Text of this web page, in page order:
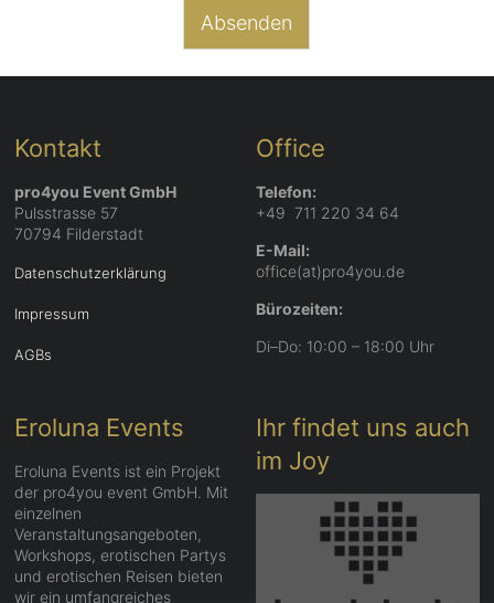
Absenden
Kontakt
pro4you Event GmbH
Pulsstrasse 57
70794 Filderstadt
Datenschutzerklärung
Impressum
AGBs
Office
Telefon:
+49 711 220 34 64
E-Mail:
office(at)pro4you.de
Bürozeiten:
Di–Do: 10:00 – 18:00 Uhr
Eroluna Events
Eroluna Events ist ein Projekt
der pro4you event GmbH. Mit
einzelnen
Veranstaltungsangeboten,
Workshops, erotischen Partys
und erotischen Reisen bieten
wir ein umfangreiches
Ihr findet uns auch
im Joy